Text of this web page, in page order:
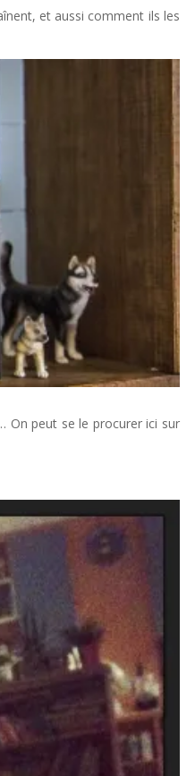
et aussi comment ils les
On peut se le procurer ici sur